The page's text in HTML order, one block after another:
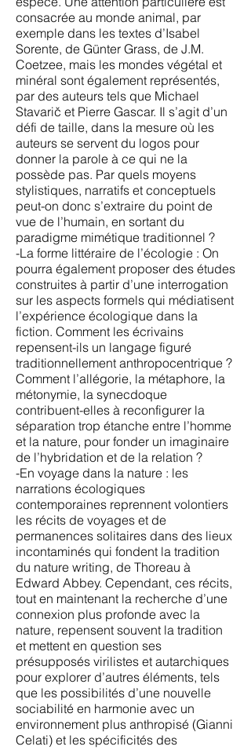
consacrée au monde animal, par
exemple dans les textes d’Isabel
Sorente, de Günter Grass, de J.M.
Coetzee, mais les mondes végétal et
minéral sont également représentés,
par des auteurs tels que Michael
Stavarič et Pierre Gascar. Il s’agit d’un
défi de taille, dans la mesure où les
auteurs se servent du logos pour
donner la parole à ce qui ne la
possède pas. Par quels moyens
stylistiques, narratifs et conceptuels
peut-on donc s’extraire du point de
vue de l’humain, en sortant du
paradigme mimétique traditionnel ?
-La forme littéraire de l’écologie : On
pourra également proposer des études
construites à partir d’une interrogation
sur les aspects formels qui médiatisent
l’expérience écologique dans la
fiction. Comment les écrivains
repensent-ils un langage figuré
traditionnellement anthropocentrique ?
Comment l’allégorie, la métaphore, la
métonymie, la synecdoque
contribuent-elles à reconfigurer la
séparation trop étanche entre l’homme
et la nature, pour fonder un imaginaire
de l’hybridation et de la relation ?
-En voyage dans la nature : les
narrations écologiques
contemporaines reprennent volontiers
les récits de voyages et de
permanences solitaires dans des lieux
incontaminés qui fondent la tradition
du nature writing, de Thoreau à
Edward Abbey. Cependant, ces récits,
tout en maintenant la recherche d’une
connexion plus profonde avec la
nature, repensent souvent la tradition
et mettent en question ses
présupposés virilistes et autarchiques
pour explorer d’autres éléments, tels
que les possibilités d’une nouvelle
sociabilité en harmonie avec un
environnement plus anthropisé (Gianni
Celati) et les spécificités des